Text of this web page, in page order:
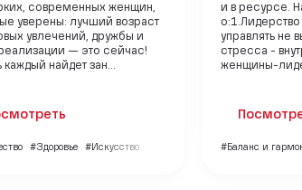
современных женщин,
уверены: лучший возраст
увлечений, дружбы и
— это сейчас!
каждый найдет зан...
#Здоровье #Искусство
и в ресурсе.
управлять не
стресса -
женщины-
#Баланс и